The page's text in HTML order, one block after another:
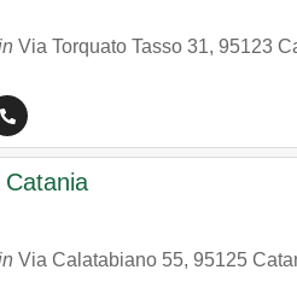
Via Torquato Tasso 31, 95123
Via Calatabiano 55, 95125